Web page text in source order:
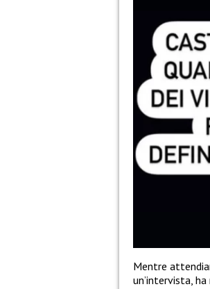
Mentre
un’intervista,